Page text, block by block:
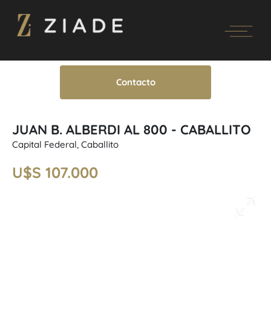
Contacto
JUAN B. ALBERDI AL 800 - CABALLITO
Capital Federal, Caballito
U$S 107.000